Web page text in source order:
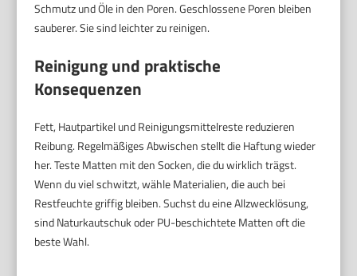
Schmutz und Öle in den Poren. Geschlossene Poren bleiben
sauberer. Sie sind leichter zu reinigen.
Reinigung und praktische
Konsequenzen
Fett, Hautpartikel und Reinigungsmittelreste reduzieren
Reibung. Regelmäßiges Abwischen stellt die Haftung wieder
her. Teste Matten mit den Socken, die du wirklich trägst.
Wenn du viel schwitzt, wähle Materialien, die auch bei
Restfeuchte griffig bleiben. Suchst du eine Allzwecklösung,
sind Naturkautschuk oder PU-beschichtete Matten oft die
beste Wahl.